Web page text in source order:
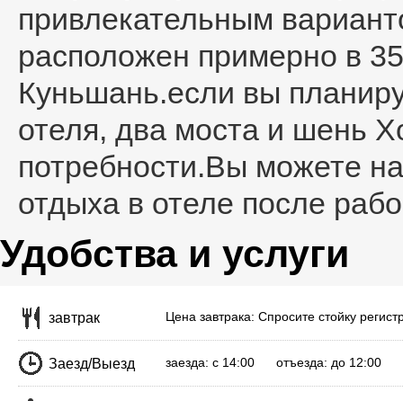
привлекательным
расположен примерно в
Куньшань.если вы
отеля, два моста и шень
потребности.Вы можете
отдыха в отеле после
Удобства и услуги
завтрак Цена завтрака: Спросите стойку
Заезд/Выезд заезда: с 14:00 отъезда: до 12:00